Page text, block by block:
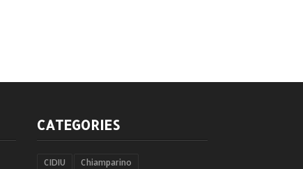
CATEGORIES
CIDIU Chiamparino